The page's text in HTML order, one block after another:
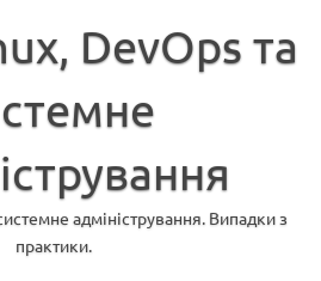
DevOps та
адміністрування. Випадки з
практики.